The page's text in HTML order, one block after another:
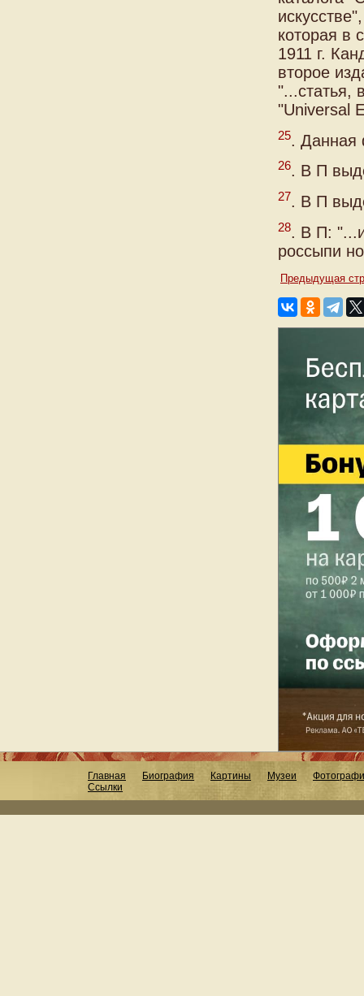
которая в
1911 г.
второе
"...статья,
"Universal
25. Данная
26. В П
27. В П
28. В П:
россыпи
Предыдущая
Главная Биография Картины Музеи
Ссылки